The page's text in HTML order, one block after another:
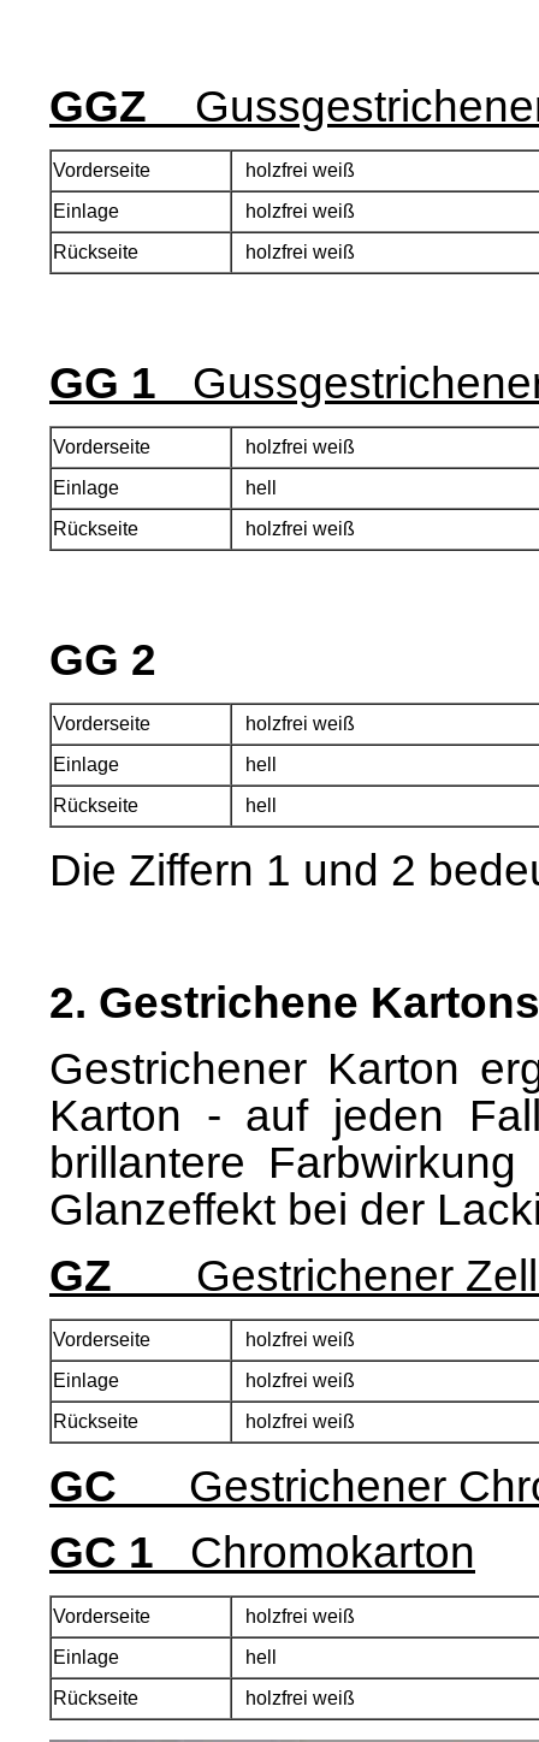
GGZ
Vorderseite
holzfrei weiß
Einlage
holzfrei weiß
Rückseite
holzfrei weiß
GG 1
Vorderseite
holzfrei weiß
Einlage
hell
Rückseite
holzfrei weiß
GG 2
Vorderseite
holzfrei weiß
Einlage
hell
Rückseite
hell
Die Ziffern 1 und 2
2. Gestrichene
Gestrichener Karton
Karton - auf jeden
brillantere
Glanzeffekt bei der
GZ
Gestrichener
Vorderseite
holzfrei weiß
Einlage
holzfrei weiß
Rückseite
holzfrei weiß
GC Gestrichener
GC 1
Chromokarton
Vorderseite
holzfrei weiß
Einlage
hell
Rückseite
holzfrei weiß